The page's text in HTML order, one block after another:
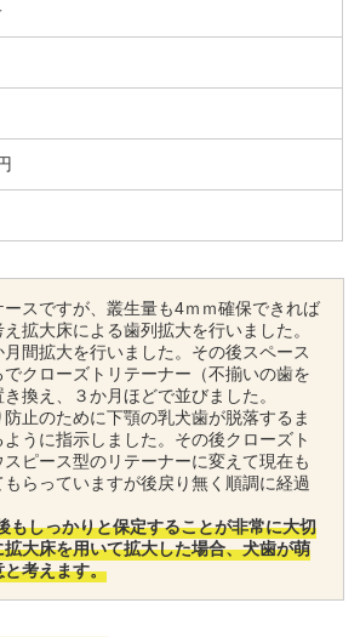
スですが、叢生量も4ｍｍ確保できれば
拡大床による歯列拡大を行いました。
間拡大を行いました。その後スペース
クローズトリテーナー（不揃いの歯を
換え、３か月ほどで並びました。
止のために下顎の乳犬歯が脱落するま
うに指示しました。その後クローズト
スピース型のリテーナーに変えて現在も
らっていますが後戻り無く順調に経過
もしっかりと保定することが非常に大切
大床を用いて拡大した場合、犬歯が萌
考えます。